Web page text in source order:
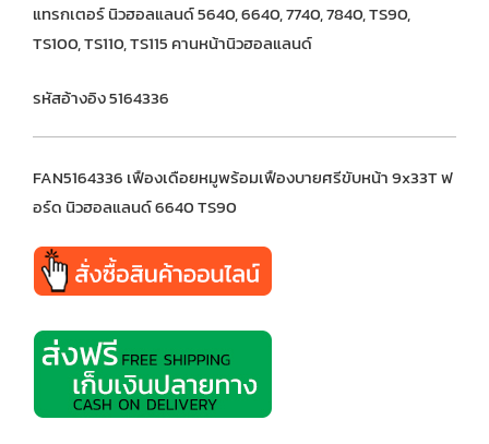
แทรกเตอร์ นิวฮอลแลนด์ 5640, 6640, 7740, 7840, TS90,
TS100, TS110, TS115 คานหน้านิวฮอลแลนด์
รหัสอ้างอิง 5164336
FAN5164336 เฟืองเดือยหมูพร้อมเฟืองบายศรีขับหน้า 9x33T ฟ
อร์ด นิวฮอลแลนด์ 6640 TS90